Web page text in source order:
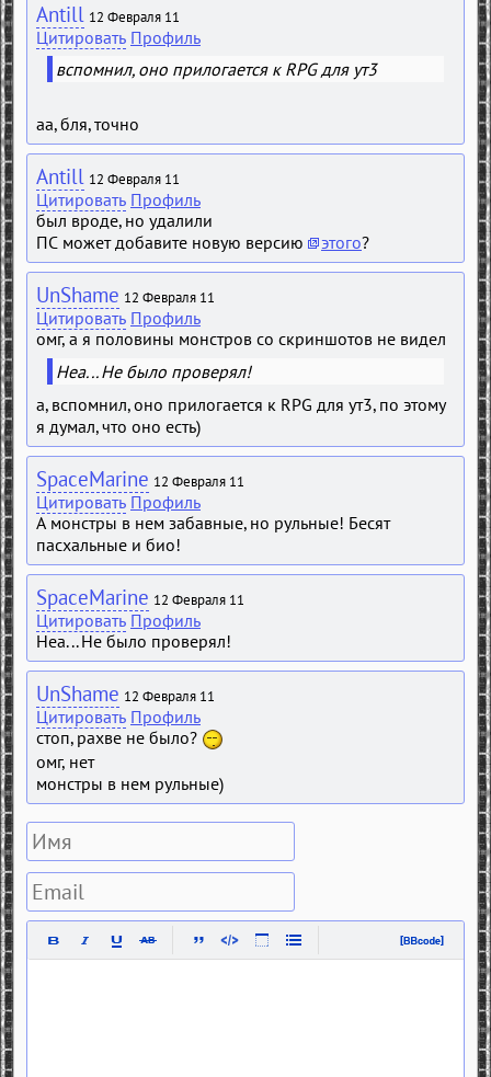
Antill 12 Февраля 11
Цитировать Профиль
вспомнил, оно прилогается к RPG для ут3
аа, бля, точно
Antill 12 Февраля 11
Цитировать Профиль
был вроде, но удалили
ПС может добавите новую версию
этого?
UnShame 12 Февраля 11
Цитировать Профиль
омг, а я половины монстров со скриншотов не видел
Неа... Не было проверял!
а, вспомнил, оно прилогается к RPG для ут3, по этому
я думал, что оно есть)
SpaceMarine 12 Февраля 11
Цитировать Профиль
А монстры в нем забавные, но рульные! Бесят
пасхальные и био!
SpaceMarine 12 Февраля 11
Цитировать Профиль
Неа... Не было проверял!
UnShame 12 Февраля 11
Цитировать Профиль
стоп, рахве не было?
омг, нет
монстры в нем рульные)